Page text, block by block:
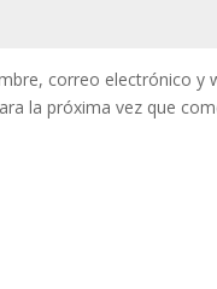
correo electrónico y
la próxima vez que